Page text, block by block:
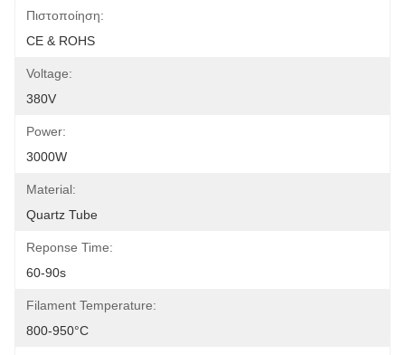
Πιστοποίηση:
CE & ROHS
Voltage:
380V
Power:
3000W
Material:
Quartz Tube
Reponse Time:
60-90s
Filament Temperature:
800-950°C